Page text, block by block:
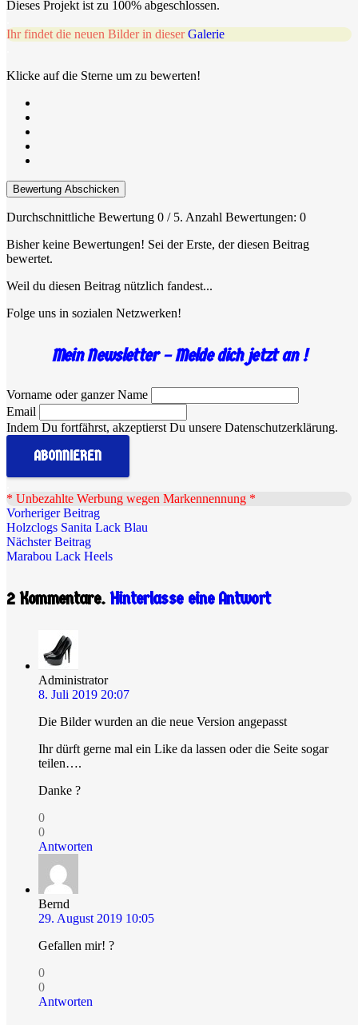
Dieses Projekt ist zu 100% abgeschlossen.
Ihr findet die neuen Bilder in dieserGalerie
Klicke auf die Sterne um zu bewerten!
Bewertung Abschicken
Durchschnittliche Bewertung 0 / 5. Anzahl Bewertungen: 0
Bisher keine Bewertungen! Sei der Erste, der diesen Beitrag
bewertet.
Weil du diesen Beitrag nützlich fandest...
Folge uns in sozialen Netzwerken!
Mein Newsletter – Melde dich jetzt an !
Vorname oder ganzer Name
Email
Indem Du fortfährst, akzeptierst Du unsere Datenschutzerklärung.
* Unbezahlte Werbung wegen Markennennung *
Vorheriger Beitrag
Holzclogs Sanita Lack Blau
Nächster Beitrag
Marabou Lack Heels
2Kommentare. Hinterlasse eine Antwort
Administrator
8. Juli 2019 20:07
Die Bilder wurden an die neue Version angepasst
Ihr dürft gerne mal ein Like da lassen oder die Seite sogar
teilen….
Danke ?
0
0
Antworten
Bernd
29. August 2019 10:05
Gefallen mir! ?
0
0
Antworten